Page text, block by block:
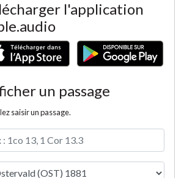
l'application
un passage
saisir un passage.